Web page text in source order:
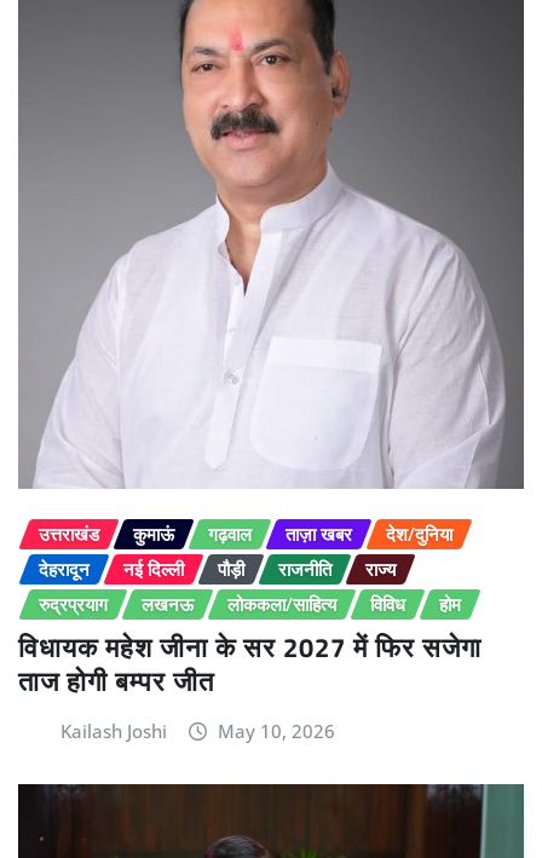
उत्तराखंड कुमाऊं गढ़वाल ताज़ा खबर
देश/दुनिया
देहरादून
नई दिल्ली पौड़ी राजनीति
राज्य
रुद्रप्रयाग
लखनऊ लोककला/साहित्य विविध होम
विधायक महेश जीना के सर 2027 में फिर सजेगा
ताज होगी बम्पर जीत
Kailash Joshi May 10, 2026